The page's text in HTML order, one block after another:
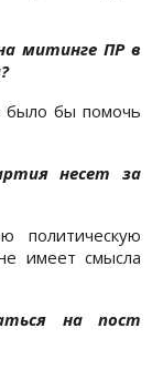
митинге ПР в
бы помочь
несет за
политическую
имеет смысла
на пост